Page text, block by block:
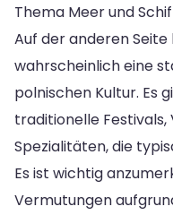
Thema Meer und
Auf der anderen
wahrscheinlich eine
polnischen Kultur. Es
traditionelle Festivals,
Spezialitäten, die
Es ist wichtig
Vermutungen